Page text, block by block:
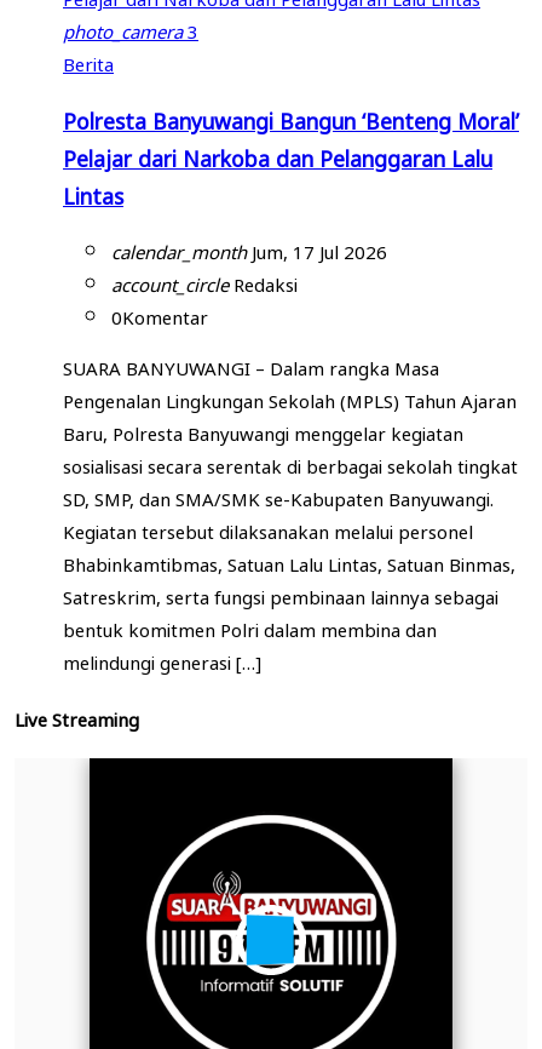
photo_camera3
Berita
Polresta Banyuwangi Bangun ‘Benteng Moral’
Pelajar dari Narkoba dan Pelanggaran Lalu
Lintas
calendar_monthJum, 17 Jul 2026
account_circleRedaksi
0Komentar
SUARA BANYUWANGI – Dalam rangka Masa
Pengenalan Lingkungan Sekolah (MPLS) Tahun Ajaran
Baru, Polresta Banyuwangi menggelar kegiatan
sosialisasi secara serentak di berbagai sekolah tingkat
SD, SMP, dan SMA/SMK se-Kabupaten Banyuwangi.
Kegiatan tersebut dilaksanakan melalui personel
Bhabinkamtibmas, Satuan Lalu Lintas, Satuan Binmas,
Satreskrim, serta fungsi pembinaan lainnya sebagai
bentuk komitmen Polri dalam membina dan
melindungi generasi […]
Live Streaming